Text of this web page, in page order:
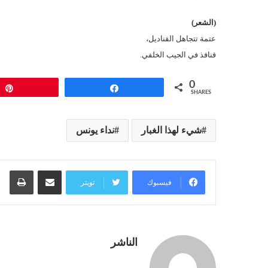
(الشعر)
عتمة تتجاهل القناديل،
قنافذ في الجيب الخلفي.
0
SHARES
شيء لهذا الغبار نداء يونس
فيسبوك تويتر
مشاركة عبر البريد
الناشر